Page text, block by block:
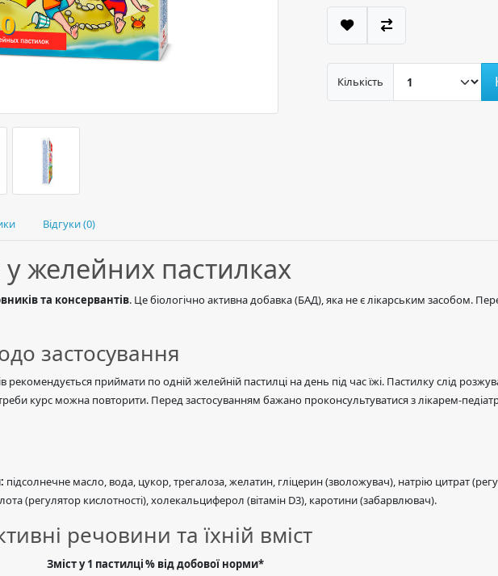
Кількість
Відгуки (0)
у желейних пастилках
та консервантів. Це біологічно активна добавка (БАД), яка не є лікарським засобом.
застосування
рекомендується приймати по одній желейній пастилці на день під час їжі. Пастилку слід
курс можна повторити. Перед застосуванням бажано проконсультуватися з лікарем-
підсолнечне масло, вода, цукор, трегалоза, желатин, гліцерин (зволожувач), натрію цитрат
(регулятор кислотності), холекальциферол (вітамін D3), каротини (забарвлювач).
речовини та їхній вміст
Зміст у 1 пастилці% від добової норми*